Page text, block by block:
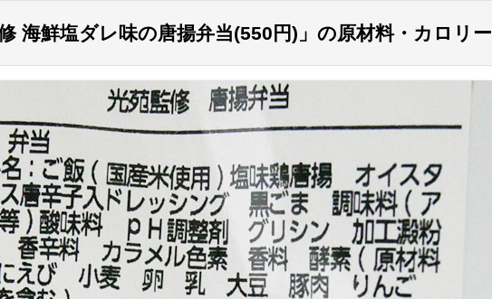
海鮮塩ダレ味の唐揚弁当(550円)」の原材料・カロリー